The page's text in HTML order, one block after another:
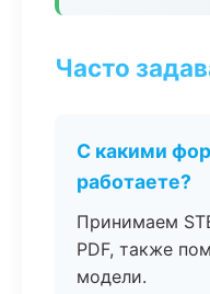
Часто
С какими
работаете?
Принимаем
PDF, также
модели.